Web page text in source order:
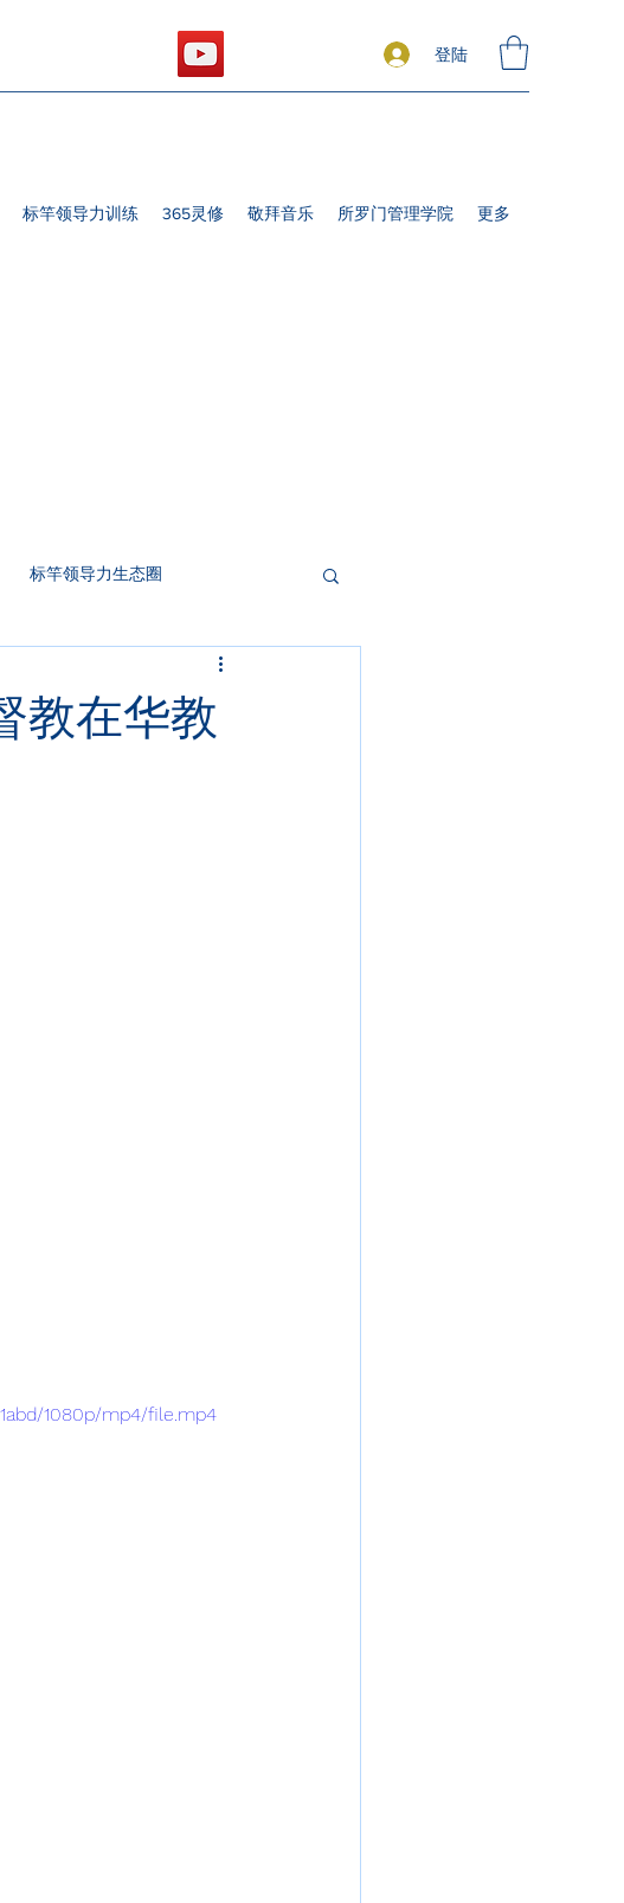
登陆
标竿领导力训练 365灵修 敬拜音乐 所罗门管理学院 更多
标竿领导力生态圈
教在华教
1080p/mp4/file.mp4